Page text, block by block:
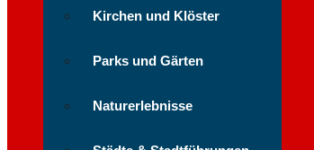
Kirchen und Klöster
Parks und Gärten
Naturerlebnisse